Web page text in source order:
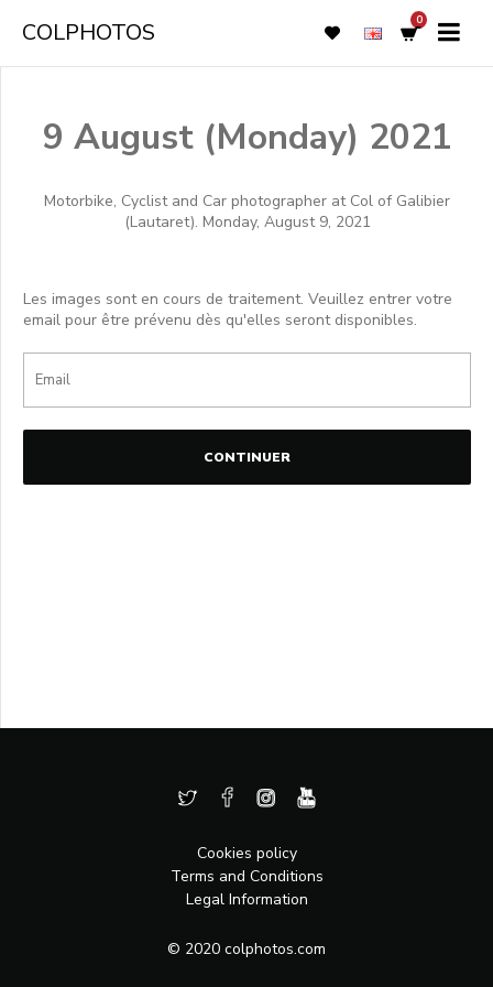
COLPHOTOS 0
9 August (Monday) 2021
Motorbike, Cyclist and Car photographer at Col of Galibier
(Lautaret). Monday, August 9, 2021
Les images sont en cours de traitement. Veuillez entrer votre
email pour être prévenu dès qu'elles seront disponibles.
CONTINUER
Cookies policy
Terms and Conditions
Legal Information
© 2020 colphotos.com